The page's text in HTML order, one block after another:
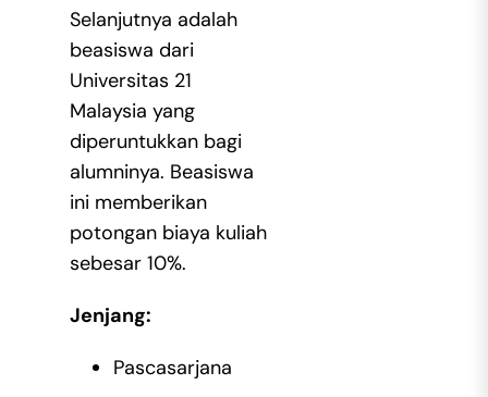
Selanjutnya adalah
beasiswa dari
Universitas 21
Malaysia yang
diperuntukkan bagi
alumninya. Beasiswa
ini memberikan
potongan biaya kuliah
sebesar 10%.
Jenjang:
Pascasarjana